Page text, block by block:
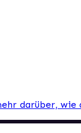
darüber,